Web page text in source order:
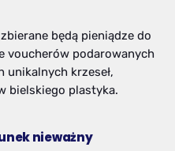
będą pieniądze do
voucherów podarowanych
krzeseł,
bielskiego plastyka.
nieważny